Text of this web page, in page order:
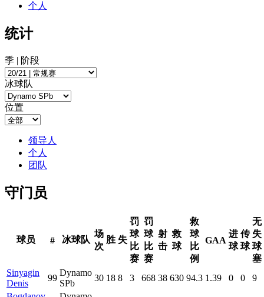
个人
统计
季 | 阶段
冰球队
位置
领导人
个人
团队
守门员
球员 # 冰球队
场
次
胜 失
罚
球
比
赛
罚
球
比
赛
射
击
救
球
救
球
比
例
GAA
进
球
传
球
无
失
球
塞
Sinyagin
Denis
99
Dynamo
SPb
30 18 8 3 668 38 630 94.3 1.39 0 0
9